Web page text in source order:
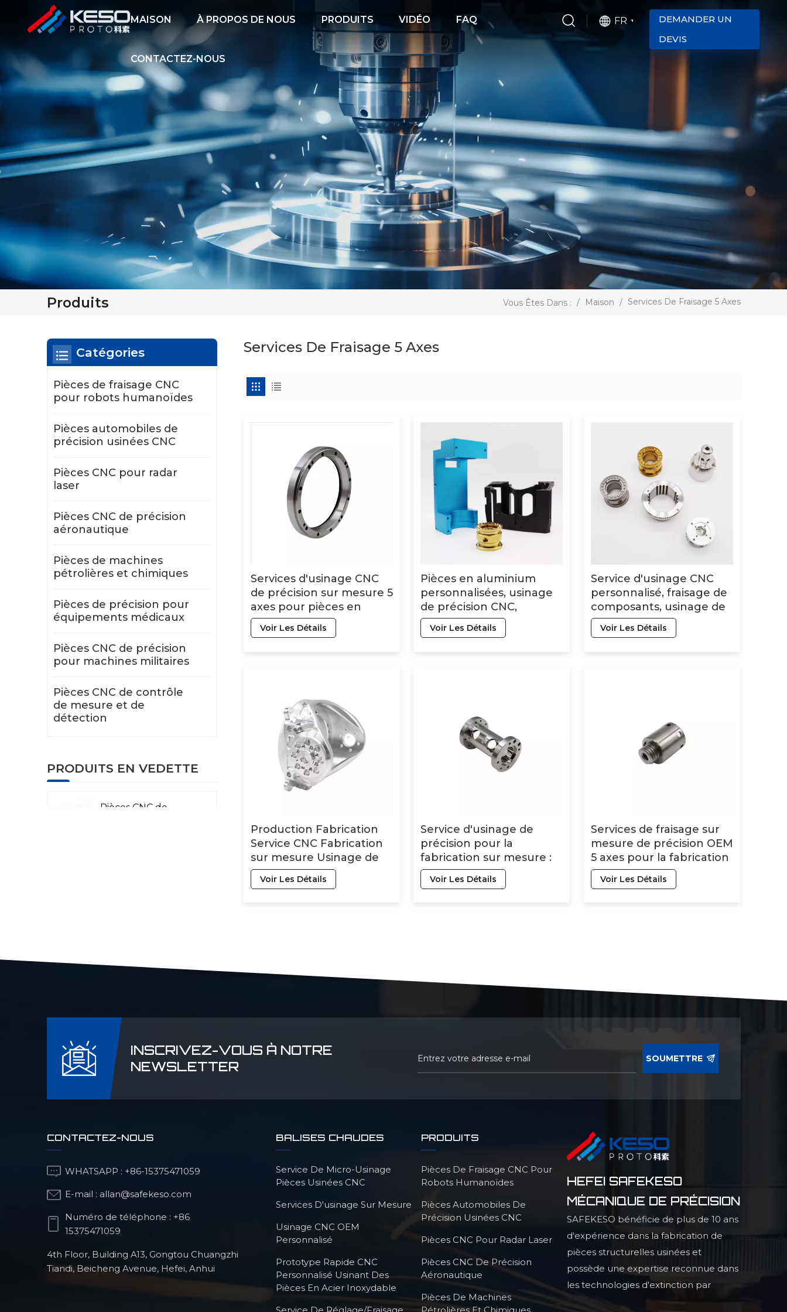
MAISON À PROPOS DE NOUS PRODUITS VIDÉO FAQ
CONTACTEZ-NOUS
FR
DEMANDER UN
DEVIS
Produits Vous Êtes Dans : / Maison / Services De Fraisage 5 Axes
Services De Fraisage 5 Axes
Services d'usinage CNC
de précision sur mesure 5
axes pour pièces en
aluminium (OEM)
Voir Les Détails
Pièces en aluminium
personnalisées, usinage
de précision CNC,
moulage sous pression,
fabrication de pièces
Voir Les Détails
Service d'usinage CNC
personnalisé, fraisage de
composants, usinage de
métaux, fabrication OEM
CNC, pièces en alliage
Voir Les Détails
Production Fabrication
Service CNC Fabrication
sur mesure Usinage de
précision Fraisage
Tournage Usinage CNC
Voir Les Détails
Service d'usinage de
précision pour la
fabrication sur mesure :
tournage et fraisage CNC
de composants usinés en
Voir Les Détails
Services de fraisage sur
mesure de précision OEM
5 axes pour la fabrication
de pièces en aluminium
et en acier inoxydable
Voir Les Détails
Catégories
Pièces de fraisage CNC
pour robots humanoïdes
Pièces automobiles de
précision usinées CNC
Pièces CNC pour radar
laser
Pièces CNC de précision
aéronautique
Pièces de machines
pétrolières et chimiques
Pièces de précision pour
équipements médicaux
Pièces CNC de précision
pour machines militaires
Pièces CNC de contrôle
de mesure et de
détection
PRODUITS EN VEDETTE
Pièces CNC de
pétrolière et
précision pour
machines militaires
Partie de structure
optique
Pièces de fraisage
humanoïdes
chirurgicaux
Pièces automobiles
INSCRIVEZ-VOUS À NOTRE
NEWSLETTER
SOUMETTRE
CONTACTEZ-NOUS
WHATSAPP : +86-15375471059
E-mail : allan@safekeso.com
Numéro de téléphone : +86
15375471059
4th Floor, Building A13, Gongtou Chuangzhi
Tiandi, Beicheng Avenue, Hefei, Anhui
BALISES CHAUDES
Service De Micro-Usinage
Pièces Usinées CNC
Services D'usinage Sur Mesure
Usinage CNC OEM
Personnalisé
Prototype Rapide CNC
Personnalisé Usinant Des
Pièces En Acier Inoxydable
Service De Réglage/fraisage
PRODUITS
Pièces De Fraisage CNC Pour
Robots Humanoïdes
Pièces Automobiles De
Précision Usinées CNC
Pièces CNC Pour Radar Laser
Pièces CNC De Précision
Aéronautique
Pièces De Machines
Pétrolières Et Chimiques
HEFEI SAFEKESO
MÉCANIQUE DE PRÉCISION
SAFEKESO bénéficie de plus de 10 ans
d'expérience dans la fabrication de
pièces structurelles usinées et
possède une expertise reconnue dans
les technologies d'extinction par
infrarouge, la production de pièces